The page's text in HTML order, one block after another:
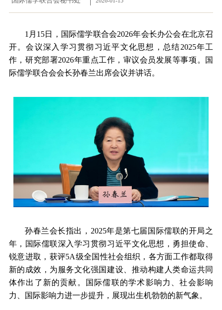
1月15日，国际儒学联合会2026年会长办公会在北京召
开。会议深入学习贯彻习近平文化思想，总结2025年工
作，研究部署2026年重点工作，审议会员发展等事项。国
际儒学联合会会长孙春兰出席会议并讲话。
孙春兰会长指出，2025年是第七届国际儒联的开局之
年，国际儒联深入学习贯彻习近平文化思想，勇担使命、
锐意进取，获评5A级全国性社会组织，各方面工作都取得
新的成效，为服务文化强国建设、推动构建人类命运共同
体作出了新的贡献。国际儒联的学术影响力、社会影响
力、国际影响力进一步提升，展现出生机勃勃的新气象。